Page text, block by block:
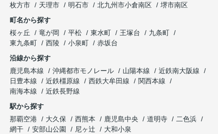
枚方市
天理市 明石市 北九州市小倉南区
堺市南区
町名から探す
桜ヶ丘
竜が岡 平松 東水町 王塚台
九条町
東九条町
西陵 小泉町
赤坂台
沿線から探す
鹿児島本線
沖縄都市モノレール 山陽本線
近鉄南大阪線
日豊本線
近鉄橿原線 西鉄大牟田線
関西本線
南海本線
近鉄長野線
駅から探す
那覇空港
大久保 西熊本 鹿児島中央 道明寺
二色浜
網干
安部山公園 尼ヶ辻 大和小泉